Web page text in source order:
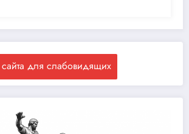
для слабовидящих